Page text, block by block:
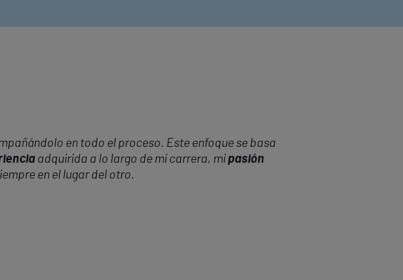
en todo el proceso. Este enfoque se basa
adquirida a lo largo de mi carrera, mipasión
en el lugar del otro.